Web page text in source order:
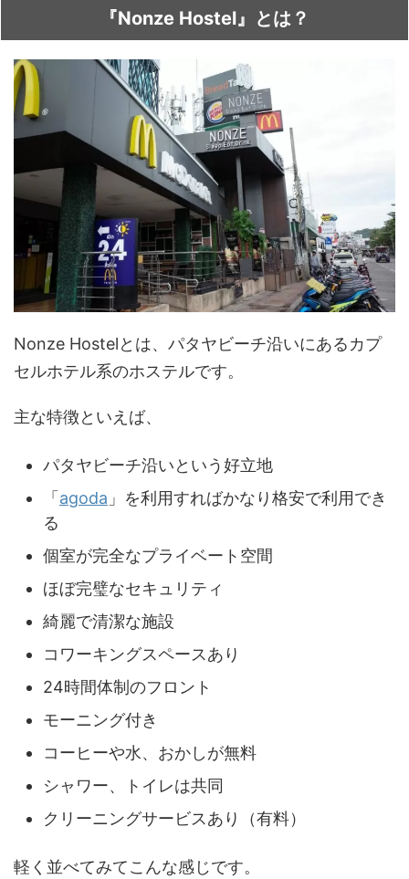
『Nonze Hostel』とは？
Nonze Hostelとは、パタヤビーチ沿いにあるカプ
セルホテル系のホステルです。
主な特徴といえば、
パタヤビーチ沿いという好立地
「 agoda 」を利用すればかなり格安で利用でき
る
個室が完全なプライベート空間
ほぼ完璧なセキュリティ
綺麗で清潔な施設
コワーキングスペースあり
24時間体制のフロント
モーニング付き
コーヒーや水、おかしが無料
シャワー、トイレは共同
クリーニングサービスあり（有料）
軽く並べてみてこんな感じです。